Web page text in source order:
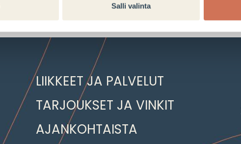
Salli valinta
LIIKKEET JA PALVELUT
TARJOUKSET JA VINKIT
AJANKOHTAISTA